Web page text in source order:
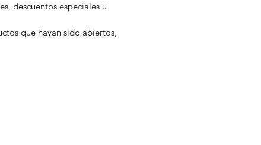
descuentos especiales u
que hayan sido abiertos,